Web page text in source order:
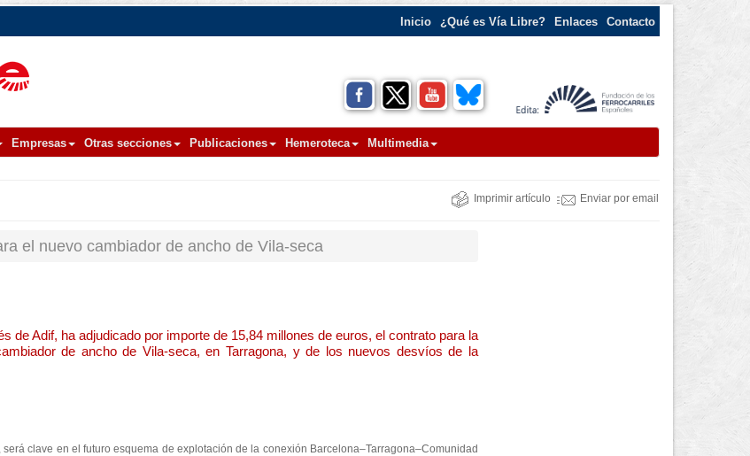
Inicio ¿Qué es Vía Libre? Enlaces Contacto
Empresas Otras secciones Publicaciones Hemeroteca Multimedia
Imprimir artículo Enviar por email
el nuevo cambiador de ancho de Vila-seca
de Adif, ha adjudicado por importe de 15,84 millones de euros, el contrato para la
de ancho de Vila-seca, en Tarragona, y de los nuevos desvíos de la
clave en el futuro esquema de explotación de la conexión Barcelona–Tarragona–Comunidad